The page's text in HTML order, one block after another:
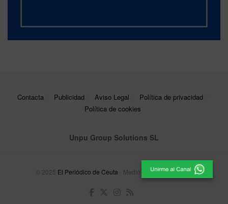
Contacta Publicidad Aviso Legal
Política de privacidad
Política de cookies
Unpu Group Solutions SL
© 2025 El Periódico de Ceuta - Medio de Comunicación